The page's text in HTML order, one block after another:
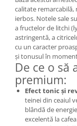
calitate
ierbos. Notele sale
a fructelor de litchi
astringentă, a
cu un caracter
și tonusul în
De ce o să
premium:
Efect tonic și
teinei din ceaiul
blândă de
excelentă la